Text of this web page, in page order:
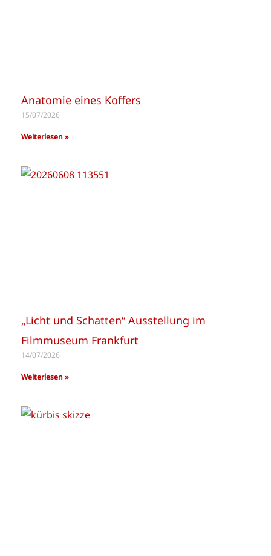
Anatomie eines Koffers
15/07/2026
Weiterlesen »
„Licht und Schatten“ Ausstellung im
Filmmuseum Frankfurt
14/07/2026
Weiterlesen »